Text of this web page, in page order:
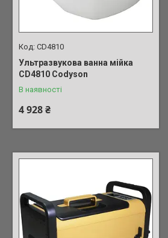
СD4810
Ультразвукова ванна мійка
СD4810 Codyson
В наявності
4 928 ₴